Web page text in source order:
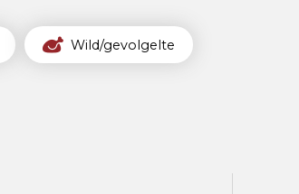
Wild/gevolgelte